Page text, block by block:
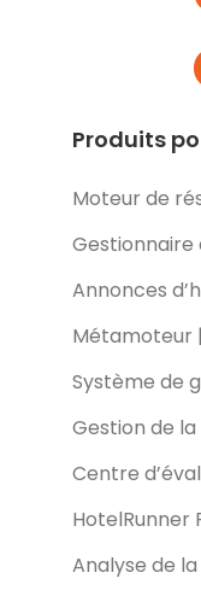
Produits
Moteur de
Gestionnaire
Annonces
Métamoteur
Système de
Gestion de
Centre
HotelRunner
Analyse de